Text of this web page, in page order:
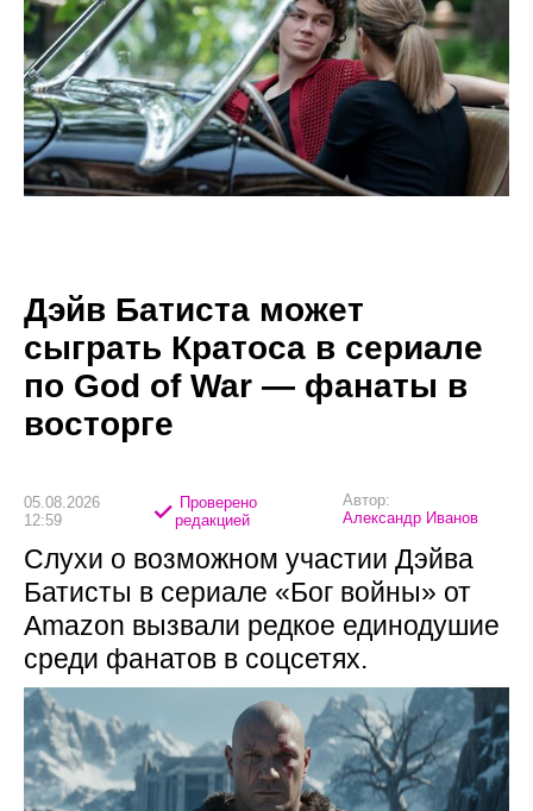
Дэйв Батиста может
сыграть Кратоса в сериале
по God of War — фанаты в
восторге
05.08.2026
12:59
Проверено
редакцией
Автор:
Александр Иванов
Слухи о возможном участии Дэйва
Батисты в сериале «Бог войны» от
Amazon вызвали редкое единодушие
среди фанатов в соцсетях.